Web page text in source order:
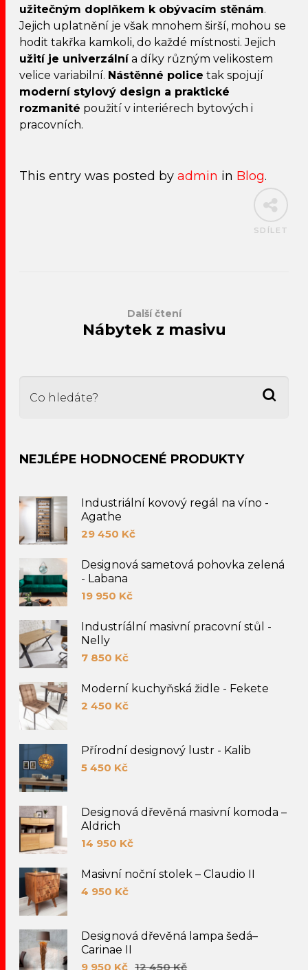
užitečným doplňkem k obývacím stěnám.
Jejich uplatnění je však mnohem širší, mohou se
hodit takřka kamkoli, do každé místnosti. Jejich
užití je univerzálnía díky různým velikostem
velice variabilní. Nástěnné police tak spojují
moderní stylový design a praktické
rozmanité použití v interiérech bytových i
pracovních.
This entry was posted byadmin in Blog.
SDÍLET
Další čtení
Nábytek z masivu
NEJLÉPE HODNOCENÉ PRODUKTY
Industriální kovový regál na víno -
Agathe
29 450 Kč
Designová sametová pohovka zelená
- Labana
19 950 Kč
Industríální masivní pracovní stůl -
Nelly
7 850 Kč
Moderní kuchyňská židle - Fekete
2 450 Kč
Přírodní designový lustr - Kalib
5 450 Kč
Designová dřevěná masivní komoda –
Aldrich
14 950 Kč
Masivní noční stolek – Claudio II
4 950 Kč
Designová dřevěná lampa šedá–
Carinae II
12 450Kč
9 950 Kč